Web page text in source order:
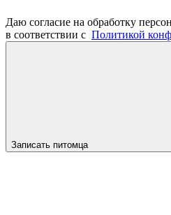
Даю согласие на обработку
в соответствии с Политикой
Записать питомца